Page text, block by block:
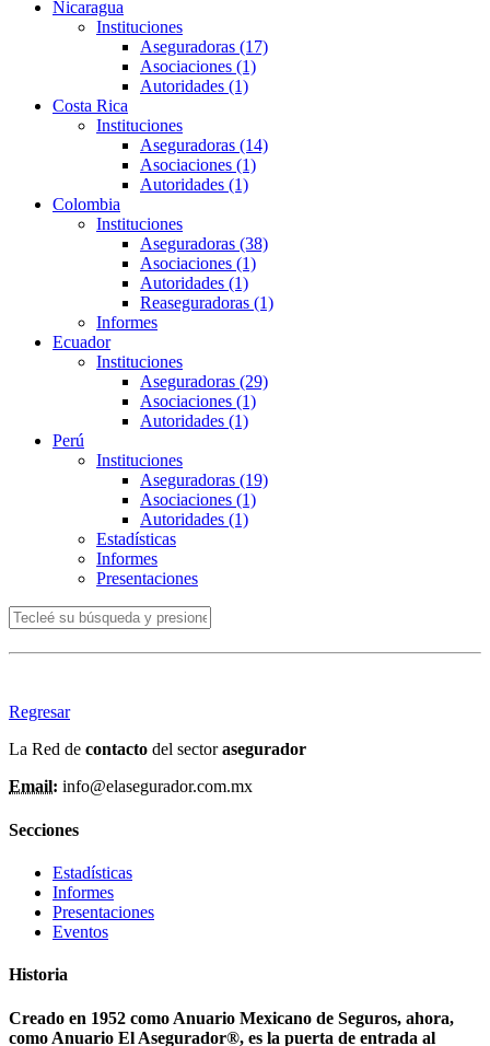
Nicaragua
Instituciones
Aseguradoras (17)
Asociaciones (1)
Autoridades (1)
Costa Rica
Instituciones
Aseguradoras (14)
Asociaciones (1)
Autoridades (1)
Colombia
Instituciones
Aseguradoras (38)
Asociaciones (1)
Autoridades (1)
Reaseguradoras (1)
Informes
Ecuador
Instituciones
Aseguradoras (29)
Asociaciones (1)
Autoridades (1)
Perú
Instituciones
Aseguradoras (19)
Asociaciones (1)
Autoridades (1)
Estadísticas
Informes
Presentaciones
Regresar
La Red de contacto del sectorasegurador
Email: info@elasegurador.com.mx
Secciones
Estadísticas
Informes
Presentaciones
Eventos
Historia
Creado en 1952 como Anuario Mexicano de Seguros, ahora,
como Anuario El Asegurador®, es la puerta de entrada al